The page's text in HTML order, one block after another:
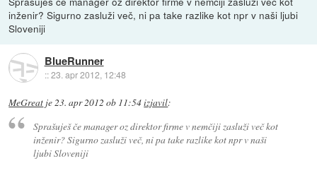
inženir? Sigurno zasluži več, ni pa take razlike kot npr v naši ljubi
Sloveniji
BlueRunner
::23. apr 2012, 12:48
MeGreat je23. apr 2012 ob 11:54izjavil:
Sprašuješ če manager oz direktor firme v nemčiji zasluži več kot
inženir? Sigurno zasluži več, ni pa take razlike kot npr v naši
ljubi Sloveniji